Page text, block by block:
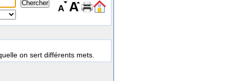
on sert différents mets.